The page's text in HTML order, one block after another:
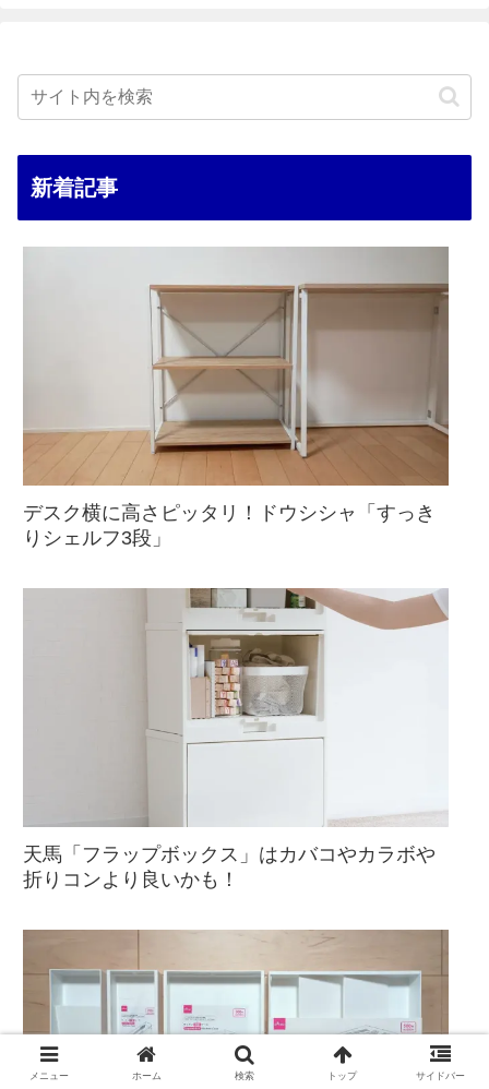
新着記事
デスク横に高さピッタリ！ドウシシャ「すっき
りシェルフ3段」
天馬「フラップボックス」はカバコやカラボや
折りコンより良いかも！
メニュー ホーム 検索 トップ サイドバー